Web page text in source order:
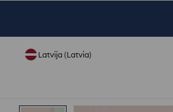
Latvija (Latvia)